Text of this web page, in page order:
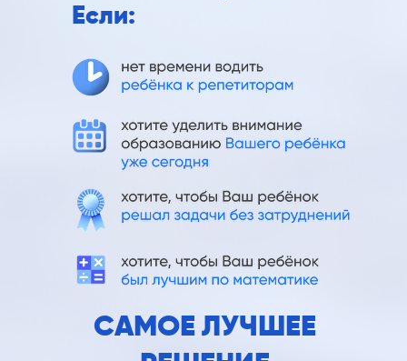
Если:
САМОЕ ЛУЧШЕЕ